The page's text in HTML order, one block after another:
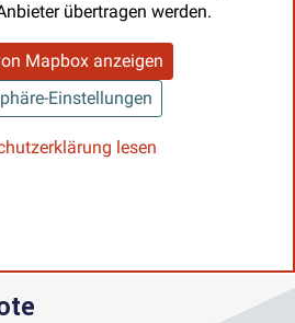
übertragen werden.
Mapbox anzeigen
Einstellungen
lesen